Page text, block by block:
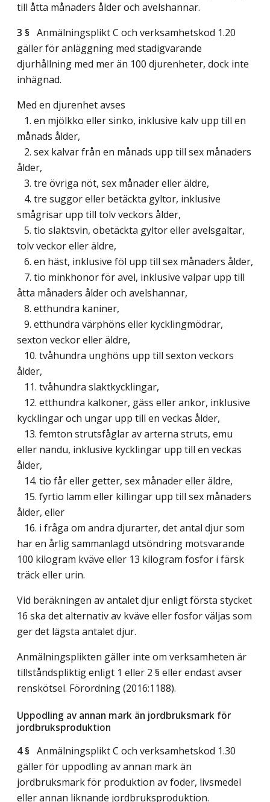
till åtta månaders ålder och avelshannar.
3 § Anmälningsplikt C och verksamhetskod 1.20
gäller för anläggning med stadigvarande
djurhållning med mer än 100 djurenheter, dock inte
inhägnad.
Med en djurenhet avses
1. en mjölkko eller sinko, inklusive kalv upp till en
månads ålder,
2. sex kalvar från en månads upp till sex månaders
ålder,
3. tre övriga nöt, sex månader eller äldre,
4. tre suggor eller betäckta gyltor, inklusive
smågrisar upp till tolv veckors ålder,
5. tio slaktsvin, obetäckta gyltor eller avelsgaltar,
tolv veckor eller äldre,
6. en häst, inklusive föl upp till sex månaders ålder,
7. tio minkhonor för avel, inklusive valpar upp till
åtta månaders ålder och avelshannar,
8. etthundra kaniner,
9. etthundra värphöns eller kycklingmödrar,
sexton veckor eller äldre,
10. tvåhundra unghöns upp till sexton veckors
ålder,
11. tvåhundra slaktkycklingar,
12. etthundra kalkoner, gäss eller ankor, inklusive
kycklingar och ungar upp till en veckas ålder,
13. femton strutsfåglar av arterna struts, emu
eller nandu, inklusive kycklingar upp till en veckas
ålder,
14. tio får eller getter, sex månader eller äldre,
15. fyrtio lamm eller killingar upp till sex månaders
ålder, eller
16. i fråga om andra djurarter, det antal djur som
har en årlig sammanlagd utsöndring motsvarande
100 kilogram kväve eller 13 kilogram fosfor i färsk
träck eller urin.
Vid beräkningen av antalet djur enligt första stycket
16 ska det alternativ av kväve eller fosfor väljas som
ger det lägsta antalet djur.
Anmälningsplikten gäller inte om verksamheten är
tillståndspliktig enligt 1 eller 2 § eller endast avser
renskötsel. Förordning (2016:1188).
Uppodling av annan mark än jordbruksmark för
jordbruksproduktion
4 § Anmälningsplikt C och verksamhetskod 1.30
gäller för uppodling av annan mark än
jordbruksmark för produktion av foder, livsmedel
eller annan liknande jordbruksproduktion.